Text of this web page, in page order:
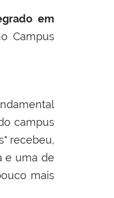
em
Campus
campus
recebeu,
e uma de
mais